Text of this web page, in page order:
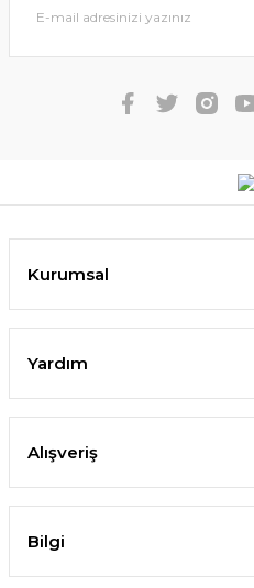
Kurumsal
Yardım
Alışveriş
Bilgi